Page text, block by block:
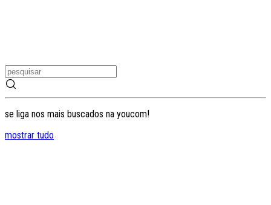
se liga nos mais buscados na youcom!
mostrar tudo